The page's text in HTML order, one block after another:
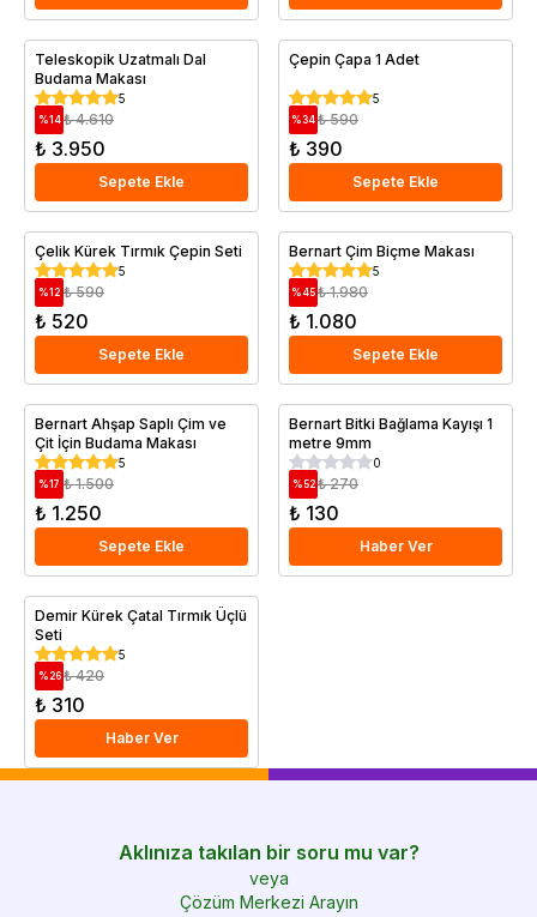
Teleskopik Uzatmalı Dal
Budama Makası
5
%14 ₺ 4.610
₺ 3.950
Sepete Ekle
Çepin Çapa 1 Adet
5
%34 ₺ 590
₺ 390
Sepete Ekle
Çelik Kürek Tırmık Çepin Seti
5
%12 ₺ 590
₺ 520
Sepete Ekle
Bernart Çim Biçme Makası
5
%45 ₺ 1.980
₺ 1.080
Sepete Ekle
Bernart Ahşap Saplı Çim ve
Çit İçin Budama Makası
5
%17 ₺ 1.500
₺ 1.250
Sepete Ekle
Bernart Bitki Bağlama Kayışı 1
metre 9mm
0
% 52 ₺ 270
₺ 130
Haber Ver
Demir Kürek Çatal Tırmık Üçlü
Seti
5
%26 ₺ 420
₺ 310
Haber Ver
Aklınıza takılan bir soru mu var?
veya
Çözüm Merkezi Arayın